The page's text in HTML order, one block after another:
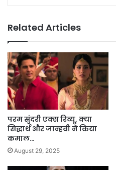
Related Articles
परम सुंदरी एक्स रिव्यू, क्या
सिद्धार्थ और जान्हवी ने किया
कमाल…
August 29, 2025